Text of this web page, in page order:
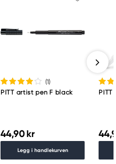
(1)
PITT artist pen F black
44,90 kr
Legg i handlekurven
PITT